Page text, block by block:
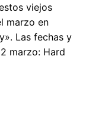
viejos
marzo en
Las fechas y
marzo: Hard